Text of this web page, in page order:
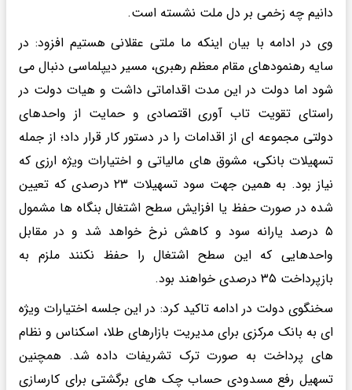
دانیم چه زخمی بر دل ملت نشسته است.
وی در ادامه با بیان اینکه ما ملتی عقلانی هستیم افزود: در
سایه رهنمودهای مقام معظم رهبری، مسیر دیپلماسی دنبال می
شود اما دولت در این مدت اقداماتی داشت و هیات دولت در
راستای تقویت تاب آوری اقتصادی و حمایت از واحدهای
دولتی مجموعه ای از اقدامات را در دستور کار قرار داد؛ از جمله
تسهیلات بانکی، مشوق های مالیاتی و اختیارات ویژه ارزی که
نیاز بود. به همین جهت سود تسهیلات ۲۳ درصدی که تعیین
شده در صورت حفظ یا افزایش سطح اشتغال بنگاه ها مشمول
۵ درصد یارانه سود و کاهش نرخ خواهد شد و در مقابل
واحدهایی که این سطح اشتغال را حفظ نکنند ملزم به
بازپرداخت ۳۵ درصدی خواهند بود.
سخنگوی دولت در ادامه تاکید کرد: در این جلسه اختیارات ویژه
ای به بانک مرکزی برای مدیریت بازارهای طلا، اسکناس و نظام
های پرداخت به صورت ترک تشریفات داده شد. همچنین
تسهیل رفع مسدودی حساب چک های برگشتی برای کارسازی